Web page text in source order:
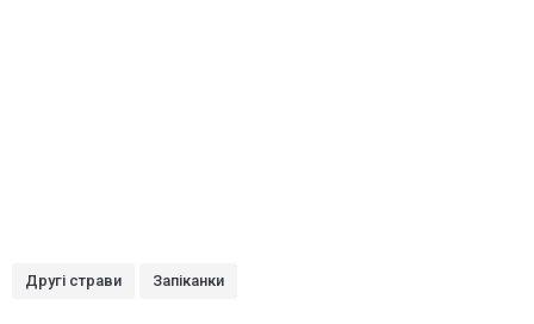
Другі страви Запіканки